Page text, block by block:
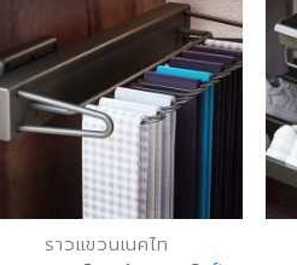
ราวแขวนเนคไท